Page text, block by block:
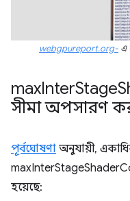
webgpureport.org- এ
maxInterStage
সীমা অপসারণ
পূর্বঘোষণা অনুযায়ী,
হয়েছে: